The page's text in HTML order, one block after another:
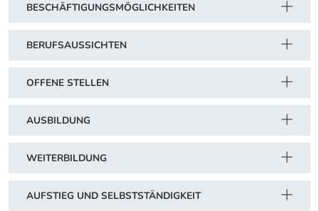
BESCHÄFTIGUNGSMÖGLICHKEITEN
BERUFSAUSSICHTEN
OFFENE STELLEN
AUSBILDUNG
WEITERBILDUNG
AUFSTIEG UND SELBSTSTÄNDIGKEIT